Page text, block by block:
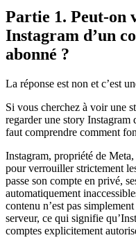
Partie 1. Peut-on
Instagram d’un
abonné ?
La réponse est non et c’est
Si vous cherchez à voir une
regarder une story Instagram
faut comprendre comment
Instagram, propriété de
pour verrouiller strictement
passe son compte en privé,
automatiquement
contenu n’est pas
serveur, ce qui signifie
comptes explicitement